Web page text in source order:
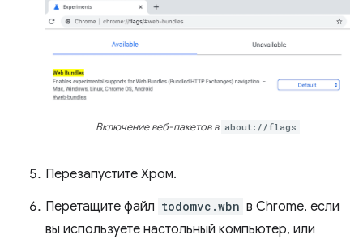
Включение веб-пакетов в about://flags
Перезапустите Хром.
Перетащите файл todomvc.wbn в Chrome, если
вы используете настольный компьютер, или